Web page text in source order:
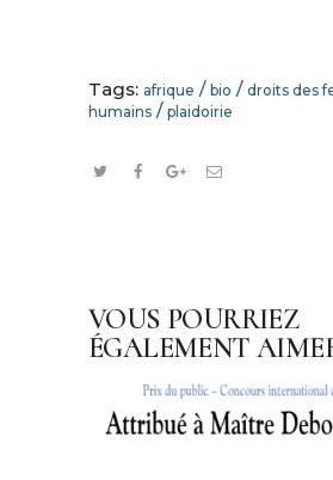
Tags: afrique / bio / droits des
humains / plaidoirie
VOUS POURRIEZ
ÉGALEMENT